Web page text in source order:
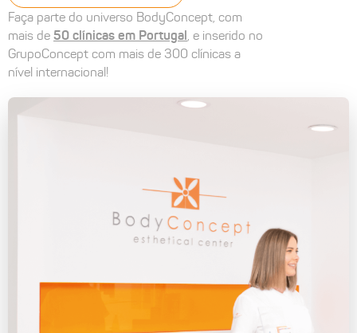
Faça parte do universo BodyConcept, com
mais de 50 clínicas em Portugal, e inserido no
GrupoConcept com mais de 300 clínicas a
nível internacional!